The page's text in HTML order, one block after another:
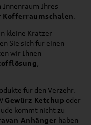
Innenraum Ihres
Kofferraumschalen.
kleine Kratzer
Sie sich für einen
wir Ihnen
,
für den Verzehr.
Gewürz Ketchup oder
kommt nicht zu
Anhänger haben